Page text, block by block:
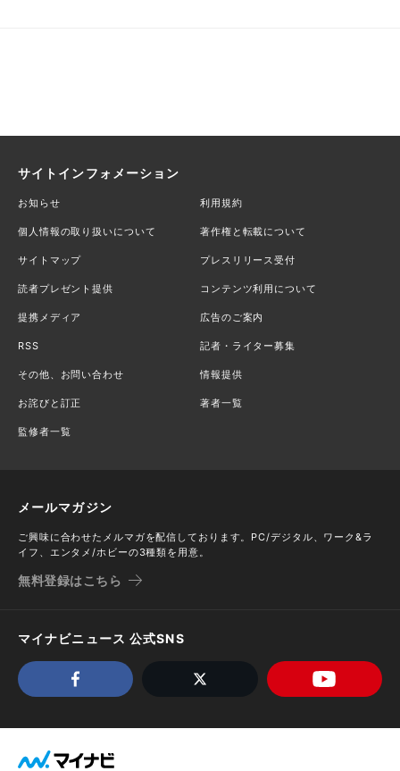
サイトインフォメーション
お知らせ 利用規約
個人情報の取り扱いについて 著作権と転載について
サイトマップ プレスリリース受付
読者プレゼント提供 コンテンツ利用について
提携メディア 広告のご案内
RSS 記者・ライター募集
その他、お問い合わせ 情報提供
お詫びと訂正 著者一覧
監修者一覧
メールマガジン
ご興味に合わせたメルマガを配信しております。PC/デジタル、ワーク&ラ
イフ、エンタメ/ホビーの3種類を用意。
無料登録はこちら
マイナビニュース 公式SNS